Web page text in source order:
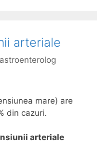
arteriale
mare) are
din cazuri.
arteriale